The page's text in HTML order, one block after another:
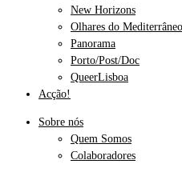
New Horizons
Olhares do
Panorama
Porto/Post/Doc
QueerLisboa
Acção!
Sobre nós
Quem Somos
Colaboradores